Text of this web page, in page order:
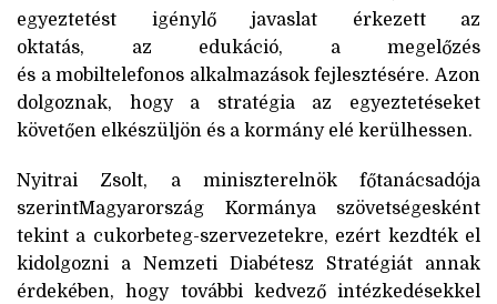
egyeztetést igénylő javaslat érkezett az
oktatás, az edukáció, a megelőzés
és a mobiltelefonos alkalmazások fejlesztésére. Azon
dolgoznak, hogy a stratégia az egyeztetéseket
követően elkészüljön és a kormány elé kerülhessen.
Nyitrai Zsolt, a miniszterelnök főtanácsadója
szerintMagyarország Kormánya szövetségesként
tekint a cukorbeteg-szervezetekre, ezért kezdték el
kidolgozni a Nemzeti Diabétesz Stratégiát annak
érdekében, hogy további kedvező intézkedésekkel